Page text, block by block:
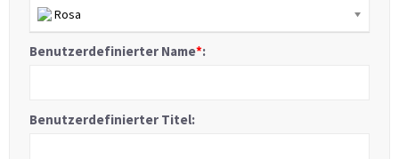
Rosa
Benutzerdefinierter Name*:
Benutzerdefinierter Titel: